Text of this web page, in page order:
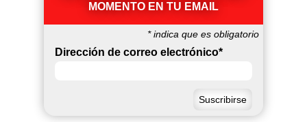
MOMENTO EN TU EMAIL
*indica que es obligatorio
Dirección de correo electrónico*